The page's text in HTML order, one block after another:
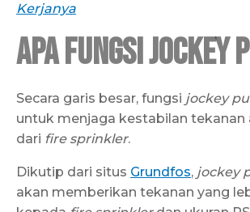
Kerjanya
Apa Fungsi Jockey
Secara garis besar, fungsi jockey
untuk menjaga kestabilan tekanan
dari fire sprinkler.
Dikutip dari situs Grundfos, jockey
akan memberikan tekanan yang